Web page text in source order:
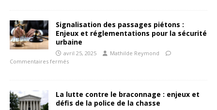
Signalisation des passages piétons :
Enjeux et réglementations pour la sécurité
urbaine
avril 25, 2025
Mathilde Reymond
Commentaires fermés
La lutte contre le braconnage : enjeux et
défis de la police de la chasse